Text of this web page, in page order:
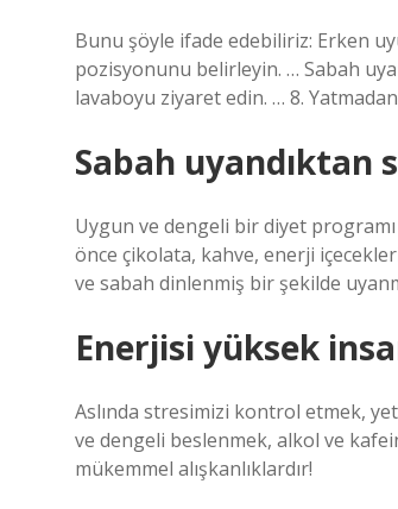
Bunu şöyle ifade edebiliriz: Erken
pozisyonunu belirleyin. … Sabah
lavaboyu ziyaret edin. … 8.
Sabah uyandıktan
Uygun ve dengeli bir diyet
önce çikolata, kahve, enerji
ve sabah dinlenmiş bir şekilde
Enerjisi yüksek
Aslında stresimizi kontrol etmek,
ve dengeli beslenmek, alkol ve
mükemmel alışkanlıklardır!